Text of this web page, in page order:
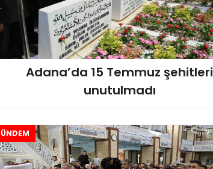
Adana’da 15 Temmuz şehitleri
unutulmadı